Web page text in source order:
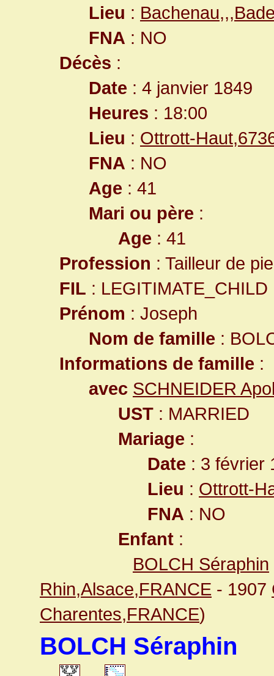
Lieu :
FNA : NO
Décès :
Date : 4 janvier 1849
Heures : 18:00
Lieu : Ottrott-
FNA : NO
Age : 41
Mari ou père :
Age : 41
Profession : Tailleur de
FIL : LEGITIMATE_CHILD
Prénom : Joseph
Nom de famille :
Informations de famille :
avec SCHNEIDER
UST : MARRIED
Mariage :
Date : 3 février
Lieu : Ottrott-
FNA : NO
Enfant :
BOLCH Séraphin
Rhin,Alsace,FRANCE - 1907
Charentes,FRANCE)
BOLCH Séraphin